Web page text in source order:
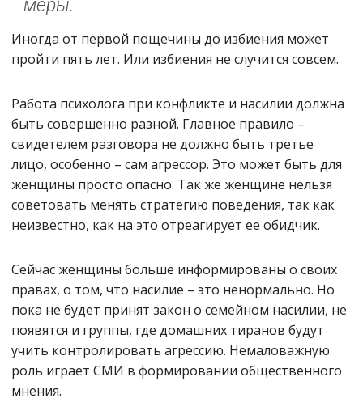
меры.
Иногда от первой пощечины до избиения может
пройти пять лет. Или избиения не случится совсем.
Работа психолога при конфликте и насилии должна
быть совершенно разной. Главное правило –
свидетелем разговора не должно быть третье
лицо, особенно – сам агрессор. Это может быть для
женщины просто опасно. Так же женщине нельзя
советовать менять стратегию поведения, так как
неизвестно, как на это отреагирует ее обидчик.
Сейчас женщины больше информированы о своих
правах, о том, что насилие – это ненормально. Но
пока не будет принят закон о семейном насилии, не
появятся и группы, где домашних тиранов будут
учить контролировать агрессию. Немаловажную
роль играет СМИ в формировании общественного
мнения.